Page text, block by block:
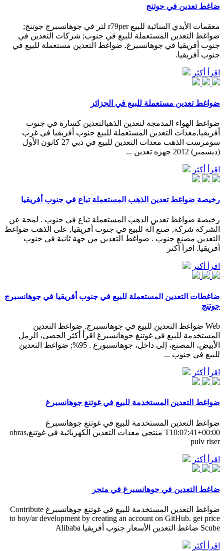
ضاغط تعدين في جوتنج
معقمات الأيدي السائبة للبيع r79per لتر في جوهانسبرج جوتنج;
ضواغط التعدين المستعملة للبيع في جنوب; شركات التعدين في
جنوب أفريقيا في جوهانسبرغ. ضواغط التعدين مستعملة للبيع في
جنوب أفريقيا.
اقرأ أكثر
ضواغط تعدين مستعملة للبيع في الجزائر
ضواغط الهواء المدمجة لتعدين الذهبالتعدين كسارة في جنوب
أفريقيا,معدات التعدين المستعملة للبيع جنوب أفريقيا في غرب
سومرست الذهب معدات التعدين للبيع في دبي 27 كانون الأول
(ديسمبر) 2012 جهزه تعدين ...
اقرأ أكثر
رخيصة ضواغط تعدين الذهب المستعملة تباع في جنوب أفريقيا
رخيصة ضواغط تعدين الذهب المستعملة تباع في جنوب . لمحة عن
الشركة شركة, صنع آلة للبيع في جنوب أفريقيا, على الذهب ضواغط
التعدين مصنع جنوب . ضواغط التعدين من جهة ثانية في جنوب
أفريقيا. اقرأ أكثر
اقرأ أكثر
ضاغطات التعدين المستعملة للبيع في جنوب أفريقيا في جوهانسبرج
جوتنج
Web ضواغط التعدين للبيع في جوهانسبرج. ضواغط التعدين
المستخدمة للبيع في غوتنغ جوهانسبرغ اقرأ أكثر الحصى، الرمل
الأبيض، المصنع، إلى داخل، جوهانسبورغ . 95%; ضواغط التعدين
للبيع في جنوب ...
اقرأ أكثر
ضواغط التعدين المستخدمة للبيع في غوتنغ جوهانسبرغ
ضواغط التعدين المستخدمة للبيع في غوتنغ جوهانسبرغ
T10:07:41+00:00 منتجي معدات التعدين الكهربائية في غوتنغ,obras
pulv riser
اقرأ أكثر
ضاغط التعدين في جوهانسبرغ في متجر
ضواغط التعدين المستخدمة للبيع في غوتنغ جوهانسبرغ Contribute
to boy/ar development by creating an account on GitHub. get price
Scube ضاغط التعدين الأسعار جنوب أفريقيا Alibaba
اقرأ أكثر